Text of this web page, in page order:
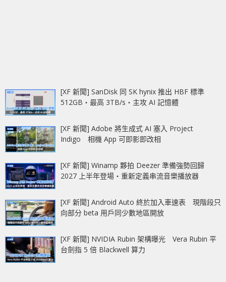
[XF 新聞] SanDisk 同 SK hynix 推出 HBF 標準
512GB‧最高 3TB/s‧主攻 AI 記憶體
[XF 新聞] Adobe 將生成式 AI 塞入 Project
Indigo 相機 App 可即影即改相
[XF 新聞] Winamp 夥拍 Deezer 準備強勢回歸
2027 上半年登場‧重新定義串流音樂播放器
[XF 新聞] Android Auto 終於加入車速表 現階段只
向部分 beta 用戶同少數地區開放
[XF 新聞] NVIDIA Rubin 架構曝光 Vera Rubin 平
台劍指 5 倍 Blackwell 算力